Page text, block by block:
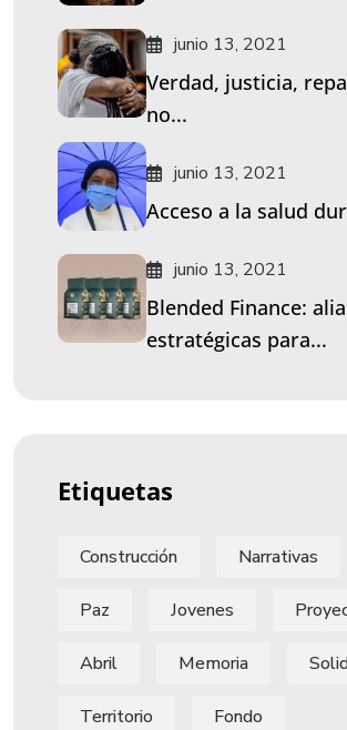
junio 13, 2021
Verdad, justicia,
no...
junio 13, 2021
Acceso a la salud
junio 13, 2021
Blended Finance:
estratégicas para...
Etiquetas
Construcción Narrativas
Paz Jovenes
Abril Memoria
Territorio Fondo